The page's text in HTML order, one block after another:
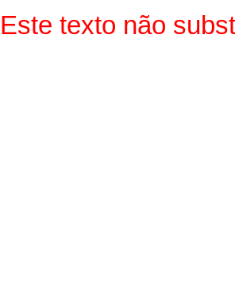
Este texto não